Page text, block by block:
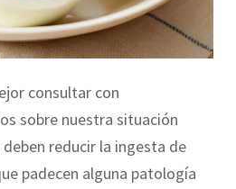
consultar con
sobre nuestra situación
reducir la ingesta de
padecen alguna patología